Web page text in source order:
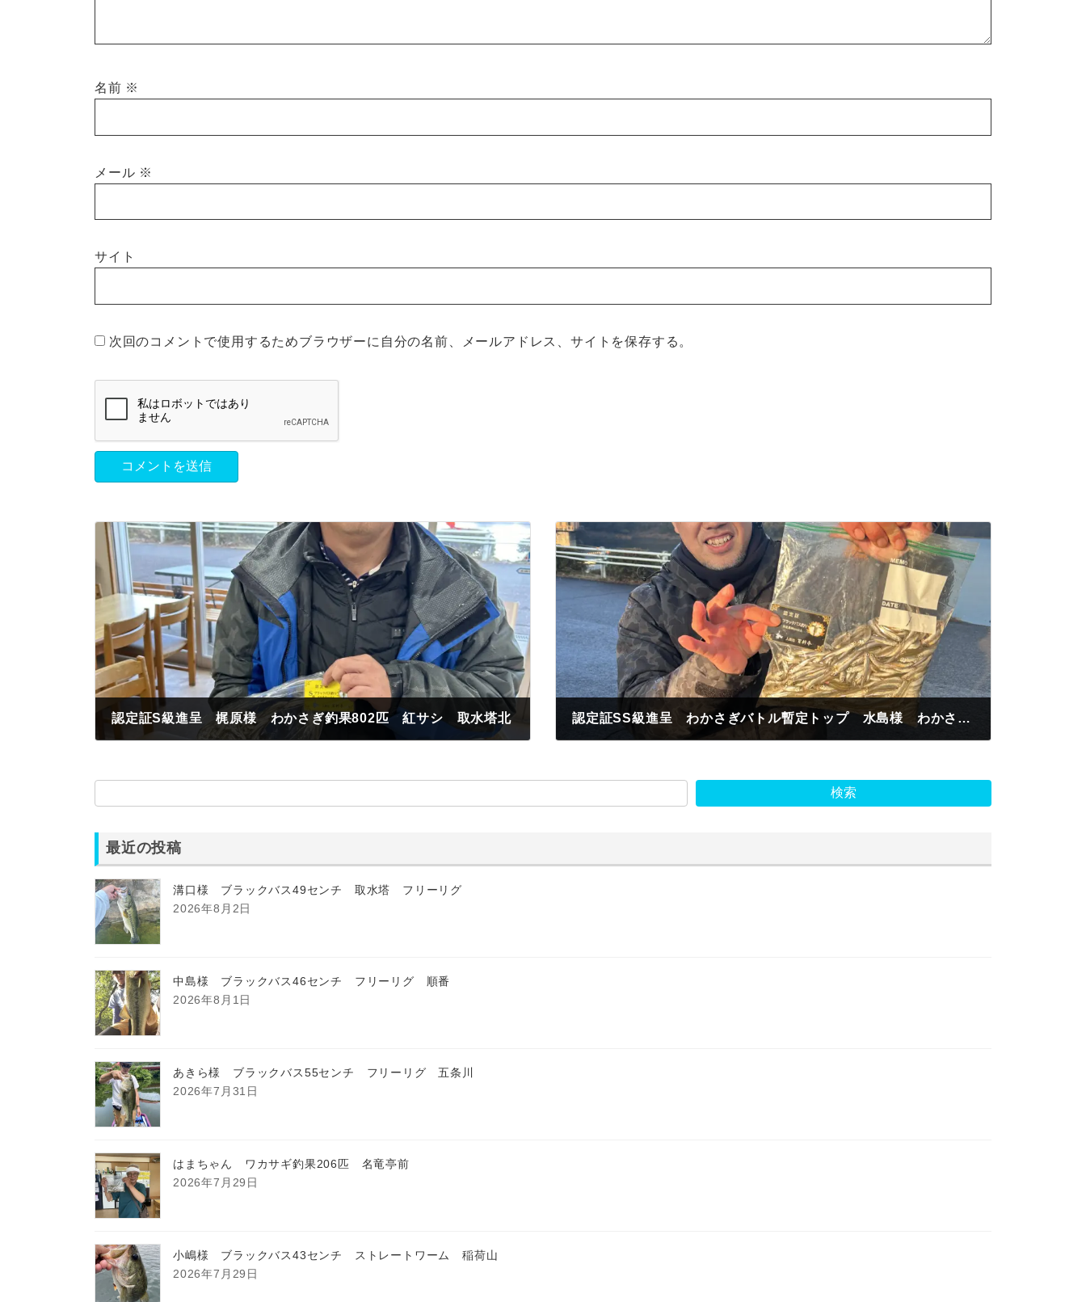
名前 ※
メール ※
サイト
次回のコメントで使用するためブラウザーに自分の名前、メールアドレス、サイトを保存する。
認定証S級進呈 梶原様 わかさぎ釣果802匹 紅サシ 取水塔北 認定証SS級進呈 わかさぎバトル暫定トップ 水島様 わかさぎ釣果1111匹 紅サシ 取水塔東
検索
最近の投稿
溝口様 ブラックバス49センチ 取水塔 フリーリグ
2026年8月2日
中島様 ブラックバス46センチ フリーリグ 順番
2026年8月1日
あきら様 ブラックバス55センチ フリーリグ 五条川
2026年7月31日
はまちゃん ワカサギ釣果206匹 名竜亭前
2026年7月29日
小嶋様 ブラックバス43センチ ストレートワーム 稲荷山
2026年7月29日